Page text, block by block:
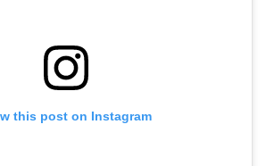
this post on Instagram